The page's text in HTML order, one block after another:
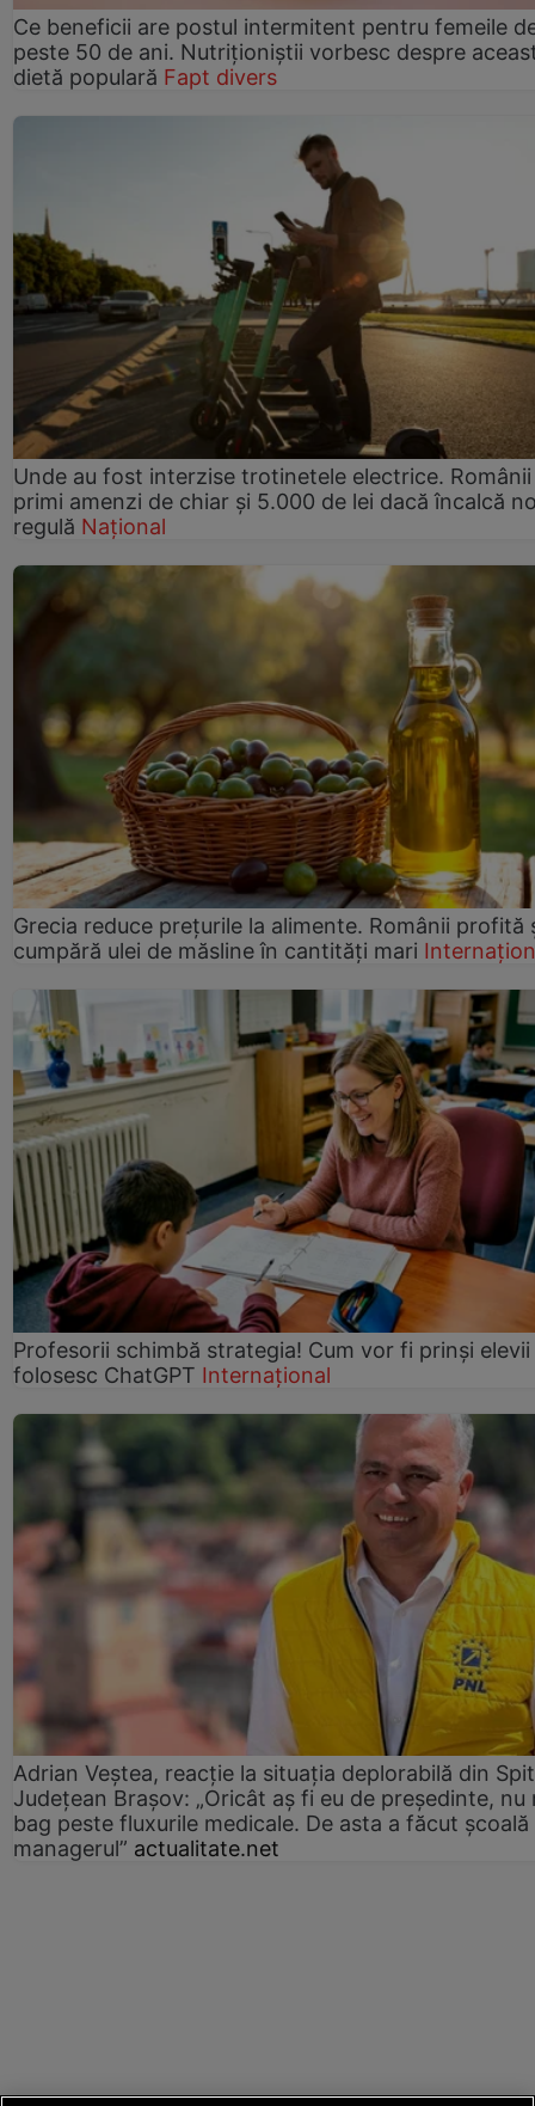
Ce beneficii are postul intermitent pentru femeile
peste 50 de ani. Nutriționiștii vorbesc despre
dietă populară Fapt divers
Unde au fost interzise trotinetele electrice.
primi amenzi de chiar și 5.000 de lei dacă încalcă
regulă Național
Grecia reduce prețurile la alimente. Românii profită
cumpără ulei de măsline în cantități mari
Profesorii schimbă strategia! Cum vor fi prinși elevii
folosesc ChatGPT Internațional
Adrian Veștea, reacție la situația deplorabilă din
Județean Brașov: „Oricât aș fi eu de președinte, nu
bag peste fluxurile medicale. De asta a făcut școală
managerul” actualitate.net